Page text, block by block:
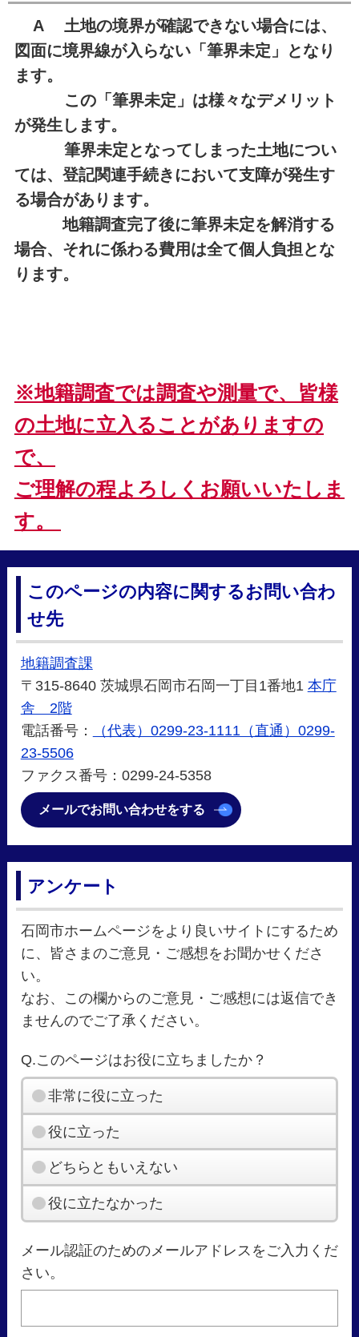
A 土地の境界が確認できない場合には、
図面に境界線が入らない「筆界未定」となり
ます。
この「筆界未定」は様々なデメリット
が発生します。
筆界未定となってしまった土地につい
ては、登記関連手続きにおいて支障が発生す
る場合があります。
地籍調査完了後に筆界未定を解消する
場合、それに係わる費用は全て個人負担とな
ります。
※地籍調査では調査や測量で、皆様
の土地に立入ることがありますの
で、
ご理解の程よろしくお願いいたしま
す。
このページの内容に関するお問い合わ
せ先
地籍調査課
〒315-8640 茨城県石岡市石岡一丁目1番地1 本庁
舎 2階
電話番号：
（代表）0299-23-1111（直通）0299-
23-5506
ファクス番号：0299-24-5358
メールでお問い合わせをする
アンケート
石岡市ホームページをより良いサイトにするため
に、皆さまのご意見・ご感想をお聞かせくださ
い。
なお、この欄からのご意見・ご感想には返信でき
ませんのでご了承ください。
Q.このページはお役に立ちましたか？
非常に役に立った
役に立った
どちらともいえない
役に立たなかった
メール認証のためのメールアドレスをご入力くだ
さい。